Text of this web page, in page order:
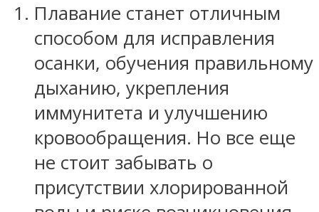
Плавание станет отличным
способом для исправления
осанки, обучения правильному
дыханию, укрепления
иммунитета и улучшению
кровообращения. Но все еще
не стоит забывать о
присутствии хлорированной